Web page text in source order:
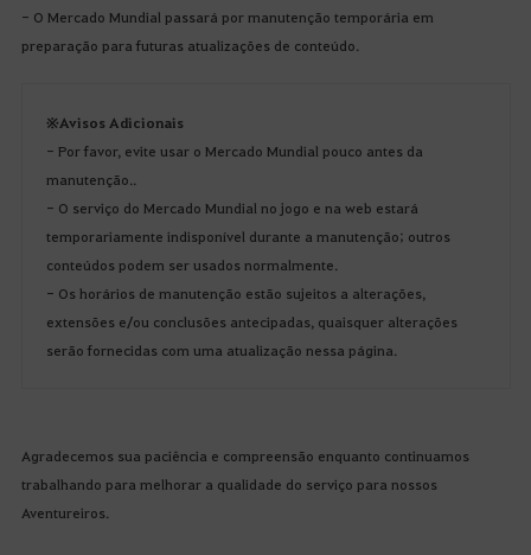
- O Mercado Mundial passará por manutenção temporária em
preparação para futuras atualizações de conteúdo.
※ Avisos Adicionais
- Por favor, evite usar o Mercado Mundial pouco antes da
manutenção..
- O serviço do Mercado Mundial no jogo e na web estará
temporariamente indisponível durante a manutenção; outros
conteúdos podem ser usados normalmente.
- Os horários de manutenção estão sujeitos a alterações,
extensões e/ou conclusões antecipadas, quaisquer alterações
serão fornecidas com uma atualização nessa página.
Agradecemos sua paciência e compreensão enquanto continuamos
trabalhando para melhorar a qualidade do serviço para nossos
Aventureiros.